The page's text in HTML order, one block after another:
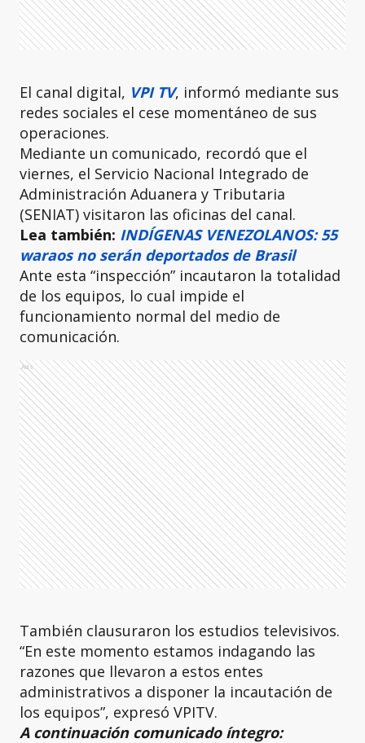
El canal digital, VPI TV, informó mediante sus
redes sociales el cese momentáneo de sus
operaciones.
Mediante un comunicado, recordó que el
viernes, el Servicio Nacional Integrado de
Administración Aduanera y Tributaria
(SENIAT) visitaron las oficinas del canal.
Lea también: INDÍGENAS VENEZOLANOS: 55
waraos no serán deportados de Brasil
Ante esta “inspección” incautaron la totalidad
de los equipos, lo cual impide el
funcionamiento normal del medio de
comunicación.
Ads
También clausuraron los estudios televisivos.
“En este momento estamos indagando las
razones que llevaron a estos entes
administrativos a disponer la incautación de
los equipos”, expresó VPITV.
A continuación comunicado íntegro: